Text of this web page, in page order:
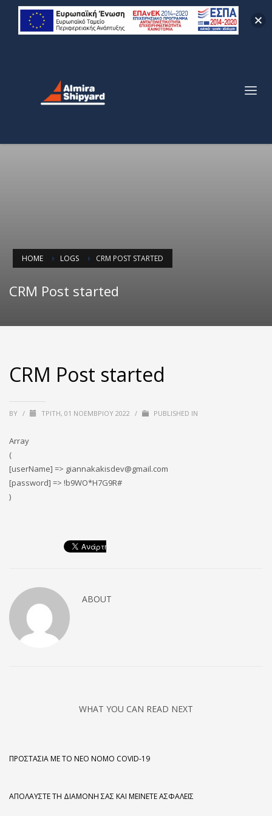
HOME LOGS CRM POST STARTED
CRM Post started
CRM Post started
BY / ΤΡΊΤΗ, 01 ΝΟΕΜΒΡΊΟΥ 2022 / PUBLISHED IN
Array
(
[userName] => giannakakisdev@gmail.com
[password] => !b9WO*H7G9R#
)
ABOUT
WHAT YOU CAN READ NEXT
ΠΡΟΣΤΑΣΊΑ ΜΕ ΤΟ ΝΈΟ ΝΌΜΟ COVID-19
ΑΠΟΛΑΎΣΤΕ ΤΗ ΔΙΑΜΟΝΉ ΣΑΣ ΚΑΙ ΜΕΊΝΕΤΕ ΑΣΦΑΛΕΊΣ